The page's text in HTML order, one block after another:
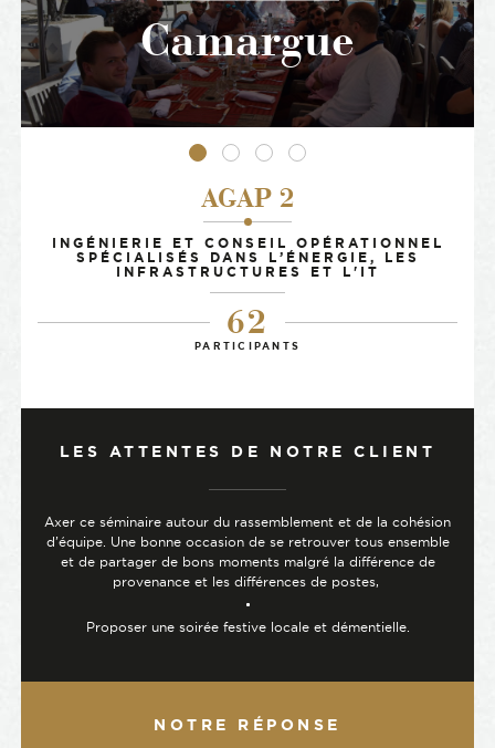
Camargue
• • • •
AGAP 2
-
INGÉNIERIE ET CONSEIL OPÉRATIONNEL
SPÉCIALISÉS DANS L’ÉNERGIE, LES
INFRASTRUCTURES ET L'IT
62
PARTICIPANTS
LES ATTENTES DE NOTRE CLIENT
Axer ce séminaire autour du rassemblement et de la cohésion
d’équipe. Une bonne occasion de se retrouver tous ensemble
et de partager de bons moments malgré la différence de
provenance et les différences de postes,
Proposer une soirée festive locale et démentielle.
NOTRE RÉPONSE